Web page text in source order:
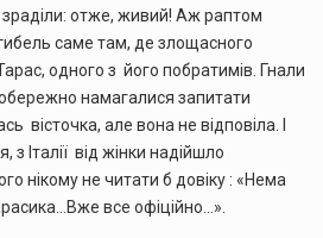
отже, живий! Аж раптом
саме там, де злощасного
одного з його побратимів. Гнали
намагалися запитати
вісточка, але вона не відповіла. І
з Італії від жінки надійшло
нікому не читати б довіку : «Нема
все офіційно…».